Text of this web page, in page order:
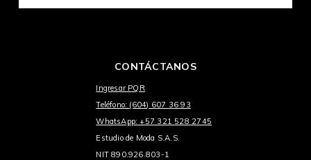
CONTÁCTANOS
Ingresar PQR
Teléfono: (604) 607 36 93
WhatsApp: +57 321 528 2745
Estudio de Moda S.A.S.
NIT 890.926.803-1